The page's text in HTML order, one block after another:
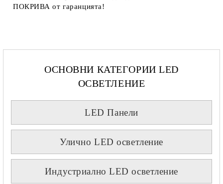
ПОКРИВА от гаранцията!
ОСНОВНИ КАТЕГОРИИ LED
ОСВЕТЛЕНИЕ
LED Панели
Улично LED осветление
Индустриално LED осветление